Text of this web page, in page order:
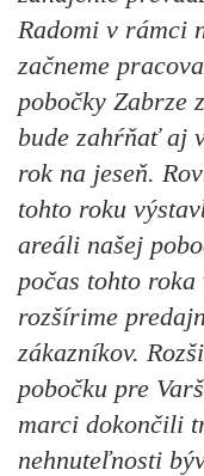
Radomi v rámci
začneme
pobočky Zabrze
bude zahŕňať aj
rok na jeseň.
tohto roku
areáli našej
počas tohto
rozšírime
zákazníkov.
pobočku pre
marci dokončili
nehnuteľnosti